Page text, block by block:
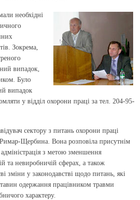
необхідні
Зокрема,
випадок,
Було
випадок
у відділ охорони праці за тел. 204-95-
сектору з питань охорони праці
Щербина. Вона розповіла присутнім
з метою зменшення
та невиробничій сферах, а також
зміни у законодавстві щодо питань, які
одержання працівником травми
характеру.